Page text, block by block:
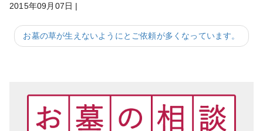
2015年09月07日 |
お墓の草が生えないようにとご依頼が多くなっています。